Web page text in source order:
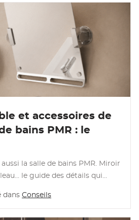
et accessoires de
bains PMR : le
la salle de bains PMR. Miroir
le guide des détails qui
dans Conseils